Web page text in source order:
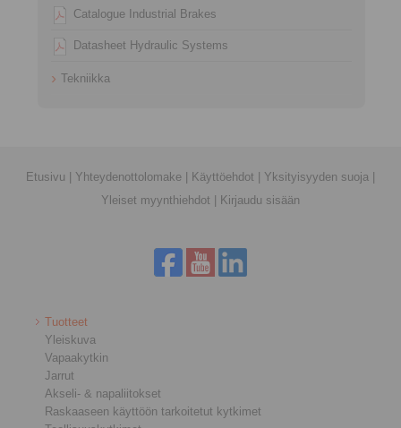
Catalogue Industrial Brakes
Datasheet Hydraulic Systems
Tekniikka
Etusivu Yhteydenottolomake Käyttöehdot Yksityisyyden suoja
Yleiset myynthiehdot
Kirjaudu sisään
Tuotteet
Yleiskuva
Vapaakytkin
Jarrut
Akseli- & napaliitokset
Raskaaseen käyttöön tarkoitetut kytkimet